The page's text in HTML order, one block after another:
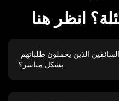
انظر هنا
بشكل مباشر؟